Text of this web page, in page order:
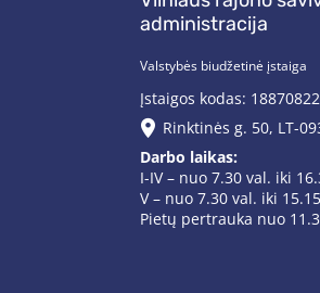
administracija
Valstybės biudžetinė įstaiga
Įstaigos kodas:
Rinktinės g. 50, LT-
Darbo laikas:
I-IV – nuo 7.30 val. iki
V – nuo 7.30 val. iki
Pietų pertrauka nuo